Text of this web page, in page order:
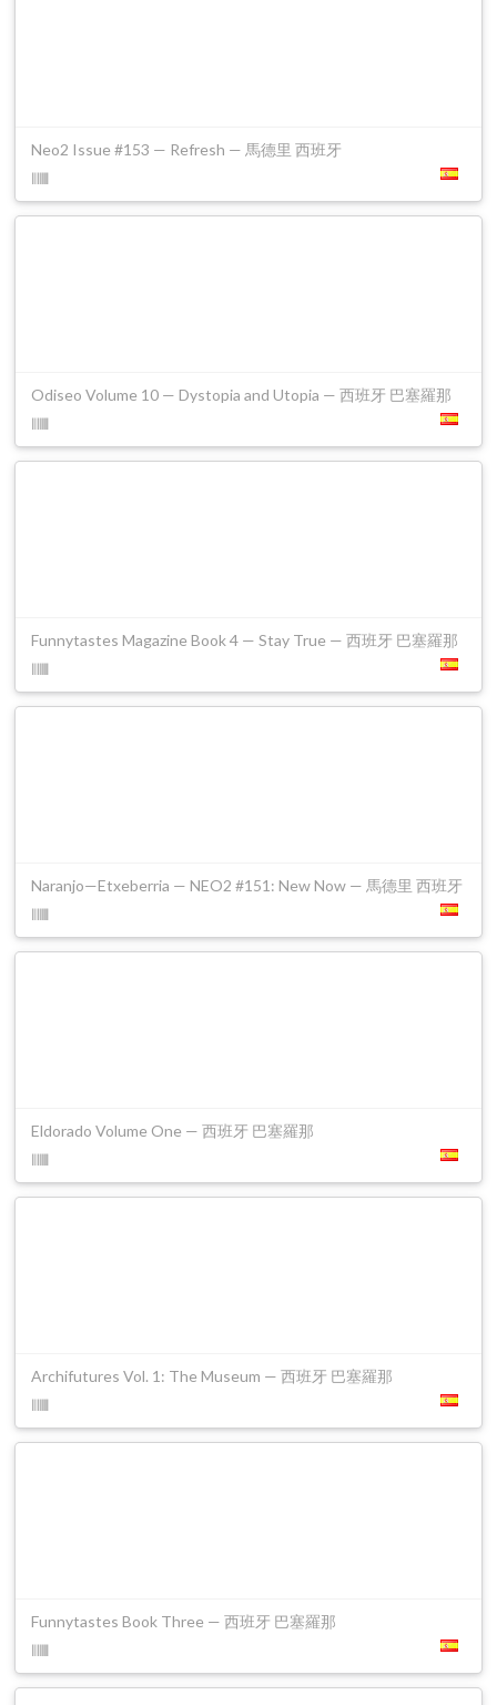
Neo2 Issue #153 — Refresh — 馬德里 西班牙
Odiseo Volume 10 — Dystopia and Utopia — 西班牙 巴塞羅那
Funnytastes Magazine Book 4 — Stay True — 西班牙 巴塞羅那
Naranjo—Etxeberria — NEO2 #151: New Now — 馬德里 西班牙
Eldorado Volume One — 西班牙 巴塞羅那
Archifutures Vol. 1: The Museum — 西班牙 巴塞羅那
Funnytastes Book Three — 西班牙 巴塞羅那